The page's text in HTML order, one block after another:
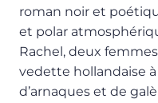
roman noir et
et polar
Rachel, deux
vedette hollandaise
d’arnaques et de